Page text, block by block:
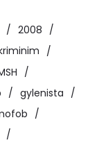
2008
gylenista